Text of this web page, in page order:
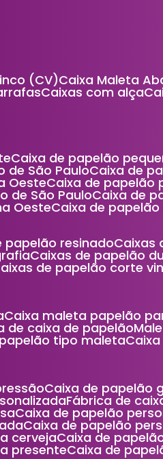
(CV) Caixa Maleta
Caixas com alça
Caixa de papelão
de São Paulo Caixa de
Oeste Caixa de
de São Paulo Caixa de
Oeste Caixa de
papelão resinado
Caixas de papelão
Caixas de papelão corte
Caixa maleta papelão
de caixa de papelão
papelão tipo maleta
Caixa de
Fábrica de
Caixa de papelão
Caixa de papelão
cerveja Caixa de
presente
Caixa de